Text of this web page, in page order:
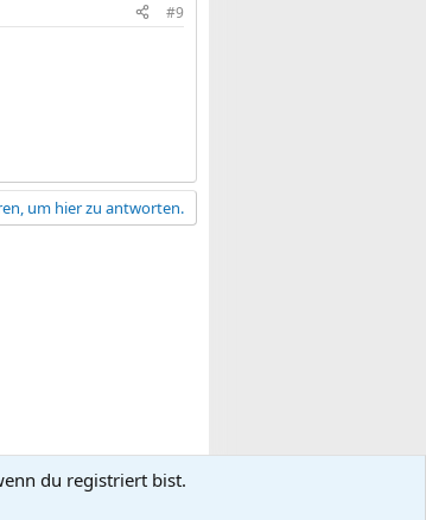
#9
um hier zu antworten.
Datenschutz
du registriert bist.